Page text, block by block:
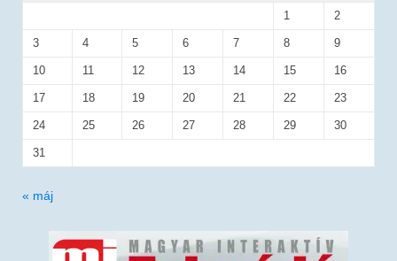
1 2
3 4 5 6 7 8 9
10 11 12 13 14 15 16
17 18 19 20 21 22 23
24 25 26 27 28 29 30
31
« máj